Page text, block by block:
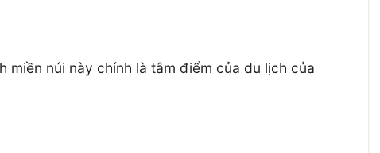
miền núi này chính là tâm điểm của du lịch của